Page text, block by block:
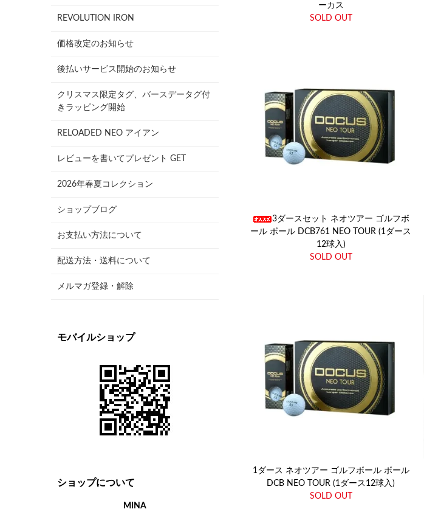
ーカス
SOLD OUT
3ダースセット ネオツアー ゴルフボ
ール ボール DCB761 NEO TOUR (1ダース
12球入)
SOLD OUT
1ダース ネオツアー ゴルフボール ボール
DCB NEO TOUR (1ダース12球入)
SOLD OUT
REVOLUTION IRON
価格改定のお知らせ
後払いサービス開始のお知らせ
クリスマス限定タグ、バースデータグ付
きラッピング開始
RELOADED NEO アイアン
レビューを書いてプレゼント GET
2026年春夏コレクション
ショップブログ
お支払い方法について
配送方法・送料について
メルマガ登録・解除
モバイルショップ
ショップについて
MINA